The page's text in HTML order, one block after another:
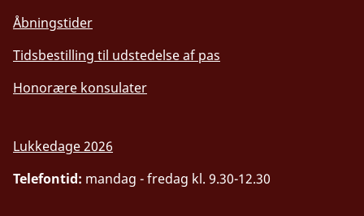
Åbningstider
Tidsbestilling til udstedelse af pas
Honorære konsulater
Lukkedage 2026
Telefontid: mandag - fredag kl. 9.30-12.30